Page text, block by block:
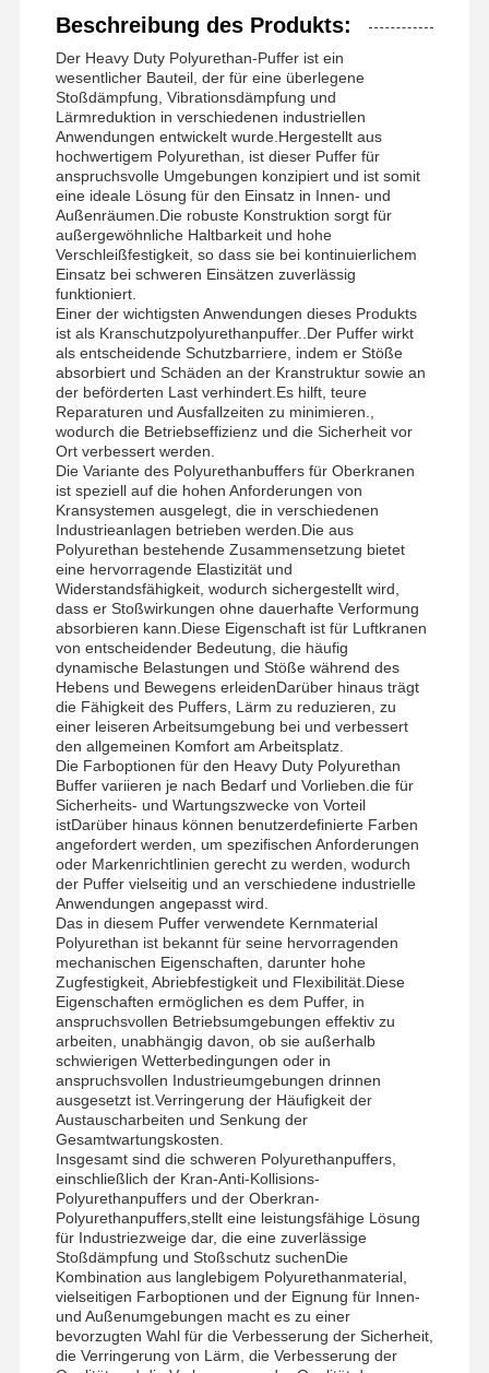
Startseite Produkte Videos Über Uns
Fabrik Tour
Qualitätskont
Rolle
Kontakt Nachrichten
Alle Fälle
Plaudern Sie
Jetzt
Kranräder
Drahtseiltrommel
Krähenhaken
Endwagen
Beschreibung des Produkts:
Der Heavy Duty Polyurethan-Puffer ist ein
wesentlicher Bauteil, der für eine überlegene
Stoßdämpfung, Vibrationsdämpfung und
Lärmreduktion in verschiedenen industriellen
Anwendungen entwickelt wurde.Hergestellt aus
hochwertigem Polyurethan, ist dieser Puffer für
anspruchsvolle Umgebungen konzipiert und ist somit
eine ideale Lösung für den Einsatz in Innen- und
Außenräumen.Die robuste Konstruktion sorgt für
außergewöhnliche Haltbarkeit und hohe
Verschleißfestigkeit, so dass sie bei kontinuierlichem
Einsatz bei schweren Einsätzen zuverlässig
funktioniert.
Einer der wichtigsten Anwendungen dieses Produkts
ist als Kranschutzpolyurethanpuffer..Der Puffer wirkt
als entscheidende Schutzbarriere, indem er Stöße
absorbiert und Schäden an der Kranstruktur sowie an
der beförderten Last verhindert.Es hilft, teure
Reparaturen und Ausfallzeiten zu minimieren.,
wodurch die Betriebseffizienz und die Sicherheit vor
Ort verbessert werden.
Die Variante des Polyurethanbuffers für Oberkranen
ist speziell auf die hohen Anforderungen von
Kransystemen ausgelegt, die in verschiedenen
Industrieanlagen betrieben werden.Die aus
Polyurethan bestehende Zusammensetzung bietet
eine hervorragende Elastizität und
Widerstandsfähigkeit, wodurch sichergestellt wird,
dass er Stoßwirkungen ohne dauerhafte Verformung
absorbieren kann.Diese Eigenschaft ist für Luftkranen
von entscheidender Bedeutung, die häufig
dynamische Belastungen und Stöße während des
Hebens und Bewegens erleidenDarüber hinaus trägt
die Fähigkeit des Puffers, Lärm zu reduzieren, zu
einer leiseren Arbeitsumgebung bei und verbessert
den allgemeinen Komfort am Arbeitsplatz.
Die Farboptionen für den Heavy Duty Polyurethan
Buffer variieren je nach Bedarf und Vorlieben.die für
Sicherheits- und Wartungszwecke von Vorteil
istDarüber hinaus können benutzerdefinierte Farben
angefordert werden, um spezifischen Anforderungen
oder Markenrichtlinien gerecht zu werden, wodurch
der Puffer vielseitig und an verschiedene industrielle
Anwendungen angepasst wird.
Das in diesem Puffer verwendete Kernmaterial
Polyurethan ist bekannt für seine hervorragenden
mechanischen Eigenschaften, darunter hohe
Zugfestigkeit, Abriebfestigkeit und Flexibilität.Diese
Eigenschaften ermöglichen es dem Puffer, in
anspruchsvollen Betriebsumgebungen effektiv zu
arbeiten, unabhängig davon, ob sie außerhalb
schwierigen Wetterbedingungen oder in
anspruchsvollen Industrieumgebungen drinnen
ausgesetzt ist.Verringerung der Häufigkeit der
Austauscharbeiten und Senkung der
Gesamtwartungskosten.
Insgesamt sind die schweren Polyurethanpuffers,
einschließlich der Kran-Anti-Kollisions-
Polyurethanpuffers und der Oberkran-
Polyurethanpuffers,stellt eine leistungsfähige Lösung
für Industriezweige dar, die eine zuverlässige
Stoßdämpfung und Stoßschutz suchenDie
Kombination aus langlebigem Polyurethanmaterial,
vielseitigen Farboptionen und der Eignung für Innen-
und Außenumgebungen macht es zu einer
bevorzugten Wahl für die Verbesserung der Sicherheit,
die Verringerung von Lärm, die Verbesserung der